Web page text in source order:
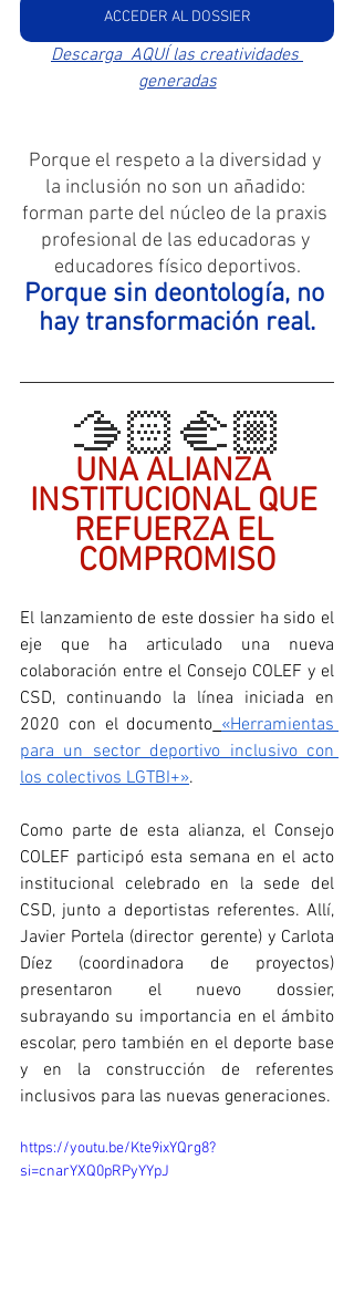
ACCEDER AL DOSSIER
Descarga  AQUÍ las creatividades
generadas
Porque el respeto a la diversidad y
la inclusión no son un añadido:
forman parte del núcleo de la praxis
profesional de las educadoras y
educadores físico deportivos.
Porque sin deontología, no
hay transformación real.
🫱🏻‍🫲🏼
UNA ALIANZA
INSTITUCIONAL QUE
REFUERZA EL
COMPROMISO
El lanzamiento de este dossier ha sido el
eje que ha articulado una nueva
colaboración entre el Consejo COLEF y el
CSD, continuando la línea iniciada en
2020 con el documento «Herramientas
para un sector deportivo inclusivo con
los colectivos LGTBI+».
Como parte de esta alianza, el Consejo
COLEF participó esta semana en el acto
institucional celebrado en la sede del
CSD, junto a deportistas referentes. Allí,
Javier Portela (director gerente) y Carlota
Díez (coordinadora de proyectos)
presentaron el nuevo dossier,
subrayando su importancia en el ámbito
escolar, pero también en el deporte base
y en la construcción de referentes
inclusivos para las nuevas generaciones.
https://youtu.be/Kte9ixYQrg8?
si=cnarYXQ0pRPyYYpJ